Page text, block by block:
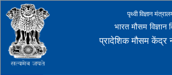
पृथ्वी विज्ञान
भारत मौसम विज्ञान
प्रादेशिक मौसम केंद्र